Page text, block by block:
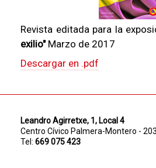
Revista editada para la
exilio"Marzo de 2017
Descargar en .pdf
Leandro Agirretxe, 1, Local 4
Centro Cívico Palmera-Montero -
Tel: 669 075 423